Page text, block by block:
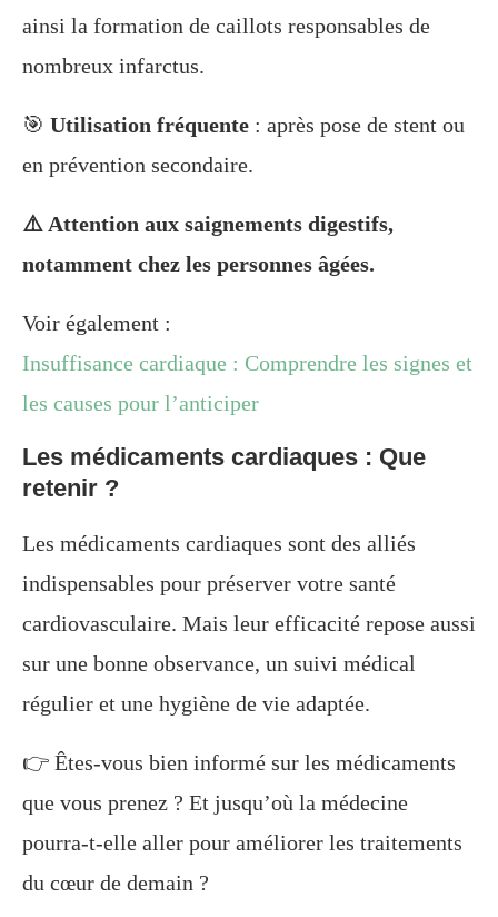
ainsi la formation de caillots responsables de
nombreux infarctus.
🎯 Utilisation fréquente : après pose de stent ou
en prévention secondaire.
⚠️ Attention aux saignements digestifs,
notamment chez les personnes âgées.
Voir également :
Insuffisance cardiaque : Comprendre les signes et
les causes pour l’anticiper
Les médicaments cardiaques : Que
retenir ?
Les médicaments cardiaques sont des alliés
indispensables pour préserver votre santé
cardiovasculaire. Mais leur efficacité repose aussi
sur une bonne observance, un suivi médical
régulier et une hygiène de vie adaptée.
👉 Êtes-vous bien informé sur les médicaments
que vous prenez ? Et jusqu’où la médecine
pourra-t-elle aller pour améliorer les traitements
du cœur de demain ?